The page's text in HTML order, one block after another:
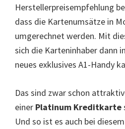
Herstellerpreisempfehlung
dass die Kartenumsätze in
umgerechnet werden. Mit
sich die Karteninhaber dann
neues exklusives A1-Handy
Das sind zwar schon
einer Platinum Kreditkarte
Und so ist es auch bei